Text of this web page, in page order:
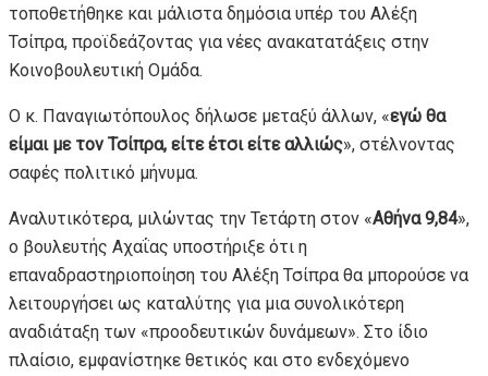
τοποθετήθηκε και μάλιστα δημόσια υπέρ του Αλέξη
Τσίπρα, προϊδεάζοντας για νέες ανακατατάξεις στην
Κοινοβουλευτική Ομάδα.
Ο κ. Παναγιωτόπουλος δήλωσε μεταξύ άλλων, «εγώ θα
είμαι με τον Τσίπρα, είτε έτσι είτε αλλιώς», στέλνοντας
σαφές πολιτικό μήνυμα.
Αναλυτικότερα, μιλώντας την Τετάρτη στον «Αθήνα 9,84»,
ο βουλευτής Αχαΐας υποστήριξε ότι η
επαναδραστηριοποίηση του Αλέξη Τσίπρα θα μπορούσε να
λειτουργήσει ως καταλύτης για μια συνολικότερη
αναδιάταξη των «προοδευτικών δυνάμεων». Στο ίδιο
πλαίσιο, εμφανίστηκε θετικός και στο ενδεχόμενο